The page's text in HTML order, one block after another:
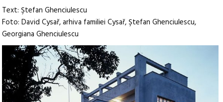
Text: Ştefan Ghenciulescu
Foto: David Cysař, arhiva familiei Cysař, Ştefan Ghenciulescu,
Georgiana Ghenciulescu